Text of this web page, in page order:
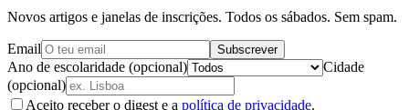
Novos artigos e janelas de inscrições. Todos os sábados. Sem spam.
Email Subscrever
Ano de escolaridade (opcional)
Cidade
(opcional)
Aceito receber o digest e a política de privacidade.